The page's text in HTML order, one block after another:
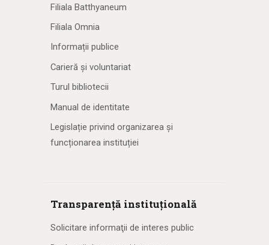
Filiala Batthyaneum
Filiala Omnia
Informații publice
Carieră și voluntariat
Turul bibliotecii
Manual de identitate
Legislație privind organizarea și
funcționarea instituției
Transparență instituțională
Solicitare informaţii de interes public